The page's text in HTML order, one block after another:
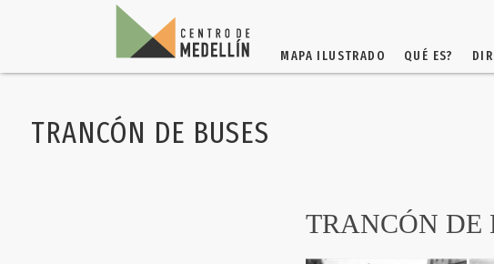
MAPA ILUSTRADO QUÉ ES?
TRANCÓN DE BUSES
TRANCÓN DE